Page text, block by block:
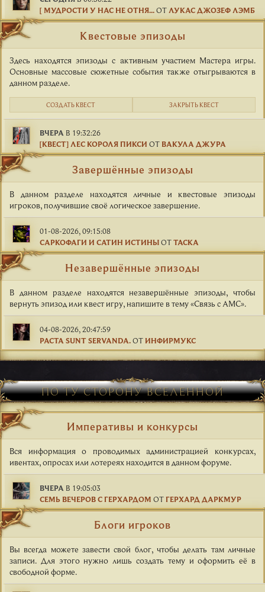
[ МУДРОСТИ У НАС НЕ ОТНЯ...ОТ ЛУКАС ДЖОЗЕФ ЛЭМБ
Квестовые эпизоды
Здесь находятся эпизоды с активным участием Мастера игры.
Основные массовые сюжетные события также отыгрываются в
данном разделе.
СОЗДАТЬ КВЕСТ ЗАКРЫТЬ КВЕСТ
ВЧЕРА В 19:32:26
[КВЕСТ] ЛЕС КОРОЛЯ ПИКСИ ОТ ВАКУЛА ДЖУРА
Завершённые эпизоды
В данном разделе находятся личные и квестовые эпизоды
игроков, получившие своё логическое завершение.
01-08-2026, 09:15:08
САРКОФАГИ И САТИН ИСТИНЫОТТАСКА
Незавершённые эпизоды
В данном разделе находятся незавершённые эпизоды, чтобы
вернуть эпизод или квест игру, напишите в тему «Связь с АМС».
04-08-2026, 20:47:59
PACTA SUNT SERVANDA.ОТИНФИРМУКС
ПО ТУ СТОРОНУ ВСЕЛЕННОЙ
Императивы и конкурсы
Вся информация о проводимых администрацией конкурсах,
ивентах, опросах или лотереях находится в данном форуме.
ВЧЕРА В 19:05:03
СЕМЬ ВЕЧЕРОВ С ГЕРХАРДОМ ОТГЕРХАРД ДАРКМУР
Блоги игроков
Вы всегда можете завести свой блог, чтобы делать там личные
записи. Для этого нужно лишь создать тему и оформить её в
свободной форме.